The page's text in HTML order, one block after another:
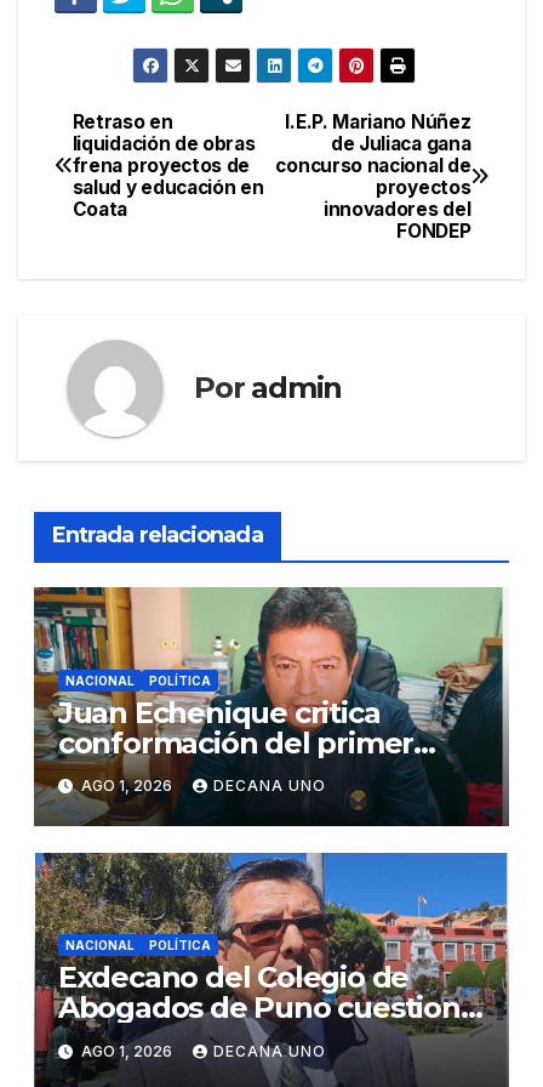
Navegación
de
I.E.P. Mariano Núñez
de Juliaca gana
concurso nacional de
proyectos
innovadores del
FONDEP
Retraso en
liquidación de obras
frena proyectos de
salud y educación en
Coata
Por admin
Entrada relacionada
NACIONAL POLÍTICA
Juan Echenique critica
conformación del primer
gabinete ministerial de Keiko
Fujimori
AGO 1, 2026 DECANA UNO
NACIONAL POLÍTICA
Exdecano del Colegio de
Abogados de Puno cuestiona
propuestas sobre seguridad
ciudadana
AGO 1, 2026 DECANA UNO